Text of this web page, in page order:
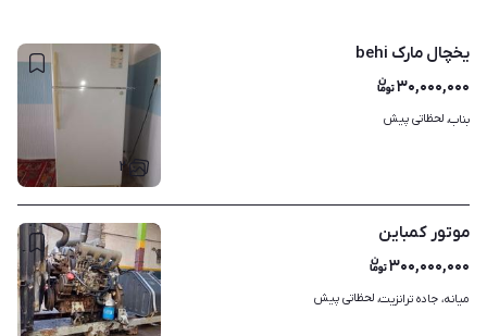
۲
یخچال مارک behi
۳۰,۰۰۰,۰۰۰
بناب، لحظاتی پیش
موتور کمباین
۳۰۰,۰۰۰,۰۰۰
میانه، جاده ترانزیت، لحظاتی پیش